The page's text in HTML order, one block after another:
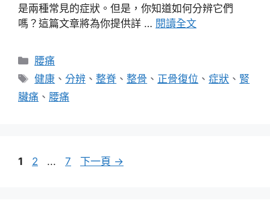
是兩種常見的症狀。但是，你知道如何分辨它們
嗎？這篇文章將為你提供詳 … 閱讀全文
分
類
腰痛
標
籤
健康 、分辨 、整脊 、整骨 、 正骨復位 、症狀 、 腎
臟痛 、 腰痛
頁
1
頁
2 ...
頁
7 下一頁 →